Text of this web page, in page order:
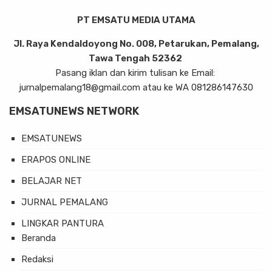
PT EMSATU MEDIA UTAMA
Jl. Raya Kendaldoyong No. 008, Petarukan, Pemalang,
Tawa Tengah 52362
Pasang iklan dan kirim tulisan ke Email:
jurnalpemalang18@gmail.com atau ke WA 081286147630
EMSATUNEWS NETWORK
EMSATUNEWS
ERAPOS ONLINE
BELAJAR NET
JURNAL PEMALANG
LINGKAR PANTURA
Beranda
Redaksi